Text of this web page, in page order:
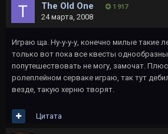
The Old One 1 917
24 марта, 2008
Играю ща. Ну-у-у-у, конечно милые такие
только вот пока все квесты
попутешествовать не могу, замочат.
ролеплейном серваке играю, так тут
везде, такую херню творят.
Цитата